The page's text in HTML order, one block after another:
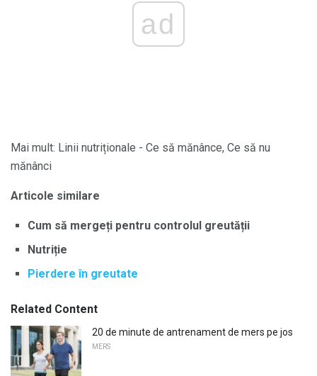
ad
Mai mult: Linii nutriționale - Ce să mănânce, Ce să nu
mănânci
Articole similare
Cum să mergeți pentru controlul greutății
Nutriție
Pierdere în greutate
Related Content
20 de minute de antrenament de mers pe jos
MERS